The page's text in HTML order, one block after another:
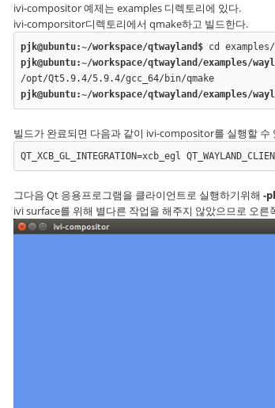
ivi-compositor 예제는 examples 디렉토리에 있다.
ivi-comporsitor디렉토리에서 qmake하고 빌드한다.
pjk@ubuntu:~/workspace/qtwayland$ cd
pjk@ubuntu:~/workspace/qtwayland/examples/
/opt/Qt5.9.4/5.9.4/gcc_64/bin/qmake
pjk@ubuntu:~/workspace/qtwayland/examples/
빌드가 완료되면 다음과 같이 ivi-compositor를 실행할
QT_XCB_GL_INTEGRATION=xcb_egl
그다음 Qt 응용프로그램을 클라이언트로 실행하기위해 -
ivi surface를 위해 별다른 작업을 해주지 않았으므로 오른